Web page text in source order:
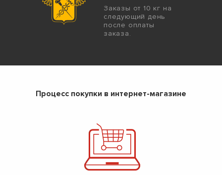
Заказы от 10 кг на
следующий день
после оплаты
заказа.
Процесс покупки в интернет-магазине